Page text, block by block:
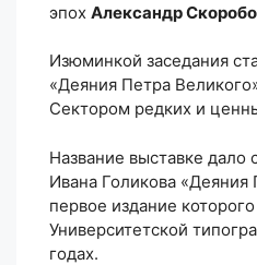
эпох Александр
Изюминкой заседания
«Деяния Петра
Сектором редких и
Название выставке дало
Ивана Голикова «Деяния
первое издание
Университетской
годах.